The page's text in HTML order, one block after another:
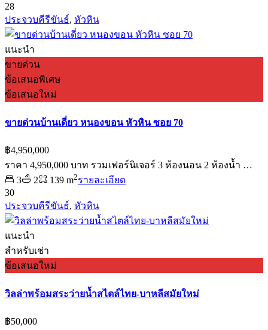
28
ประจวบคีรีขันธ์, หัวหิน
แนะนำ
ขายด่วน
ข้อเสนอพิเศษ
ข้อเสนอใหม่
ขายด่วนบ้านเดี่ยว หนองขอน หัวหิน ซอย 70
฿4,950,000
ราคา 4,950,000 บาท รวมเฟอร์นิเจอร์ 3 ห้องนอน 2 ห้องน้ำ …
3
2 139 m2รายละเอียด
30
ประจวบคีรีขันธ์, หัวหิน
แนะนำ
สำหรับเช่า
ข้อเสนอใหม่
วิลล่าพร้อมสระว่ายน้ำสไตล์ไทย-บาหลีสมัยใหม่
฿50,000